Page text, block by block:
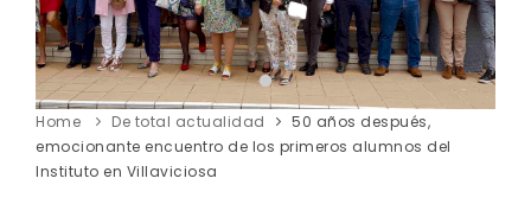
Home De total actualidad
50 años después,
emocionante encuentro de los primeros alumnos del
Instituto en Villaviciosa